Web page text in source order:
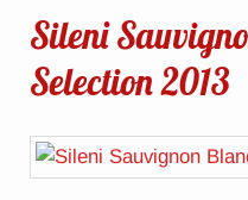
Sileni
Selection 2013